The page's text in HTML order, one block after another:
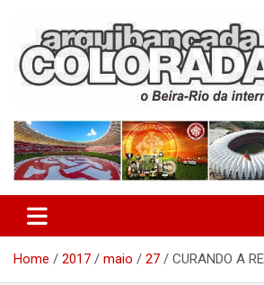
content
Arquibancada
Home 2017 maio 27 CURANDO A